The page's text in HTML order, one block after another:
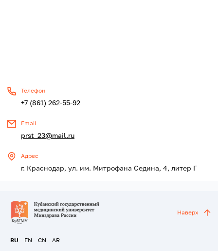
Телефон
+7 (861) 262-55-92
Email
prst_23@mail.ru
Адрес
г. Краснодар, ул. им. Митрофана Седина, 4, литер Г
RU EN CN AR
Наверх